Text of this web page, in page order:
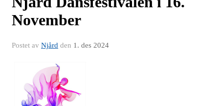
November
Postet av Njård den 1. des 2024